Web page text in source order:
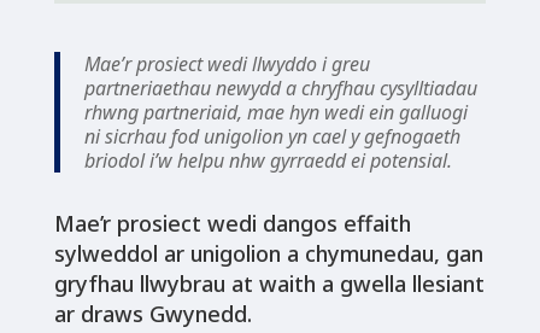
Mae’r prosiect wedi llwyddo i greu
partneriaethau newydd a chryfhau cysylltiadau
rhwng partneriaid, mae hyn wedi ein galluogi
ni sicrhau fod unigolion yn cael y gefnogaeth
briodol i’w helpu nhw gyrraedd ei potensial.
Mae’r prosiect wedi dangos effaith
sylweddol ar unigolion a chymunedau, gan
gryfhau llwybrau at waith a gwella llesiant
ar draws Gwynedd.